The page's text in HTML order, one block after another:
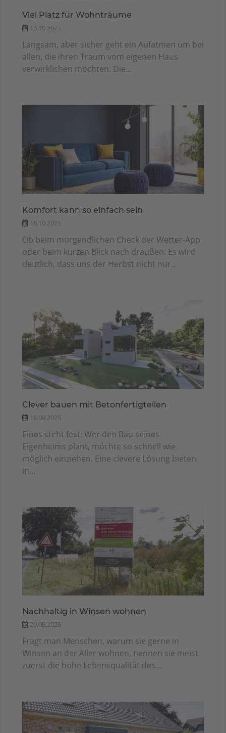
Viel Platz für Wohnträume
16.10.2025
Langsam, aber sicher geht ein Aufatmen um bei
allen, die ihren Traum vom eigenen Haus
verwirklichen möchten. Die...
Komfort kann so einfach sein
16.10.2025
Ob beim morgendlichen Check der Wetter-App
oder beim kurzen Blick nach draußen: Es wird
deutlich, dass uns der Herbst nicht nur...
Clever bauen mit Betonfertigteilen
18.09.2025
Eines steht fest: Wer den Bau seines
Eigenheims plant, möchte so schnell wie
möglich einziehen. Eine clevere Lösung bieten
in...
Nachhaltig in Winsen wohnen
29.08.2025
Fragt man Menschen, warum sie gerne in
Winsen an der Aller wohnen, nennen sie meist
zuerst die hohe Lebensqualität des...